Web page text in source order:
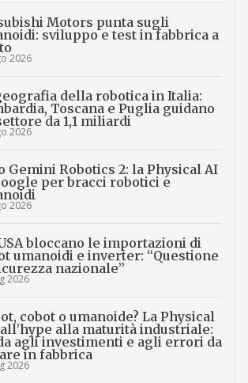
Motors punta sugli
sviluppo e test in fabbrica a
2026
della robotica in Italia:
Toscana e Puglia guidano
da 1,1 miliardi
2026
Gemini Robotics 2: la Physical AI
per bracci robotici e
2026
bloccano le importazioni di
umanoidi e inverter: “Questione
nazionale”
2026
cobot o umanoide? La Physical
alla maturità industriale:
agli investimenti e agli errori da
in fabbrica
2026